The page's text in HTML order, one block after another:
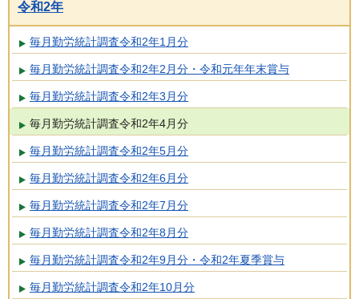
令和2年
毎月勤労統計調査令和2年1月分
毎月勤労統計調査令和2年2月分・令和元年年末賞与
毎月勤労統計調査令和2年3月分
毎月勤労統計調査令和2年4月分
毎月勤労統計調査令和2年5月分
毎月勤労統計調査令和2年6月分
毎月勤労統計調査令和2年7月分
毎月勤労統計調査令和2年8月分
毎月勤労統計調査令和2年9月分・令和2年夏季賞与
毎月勤労統計調査令和2年10月分